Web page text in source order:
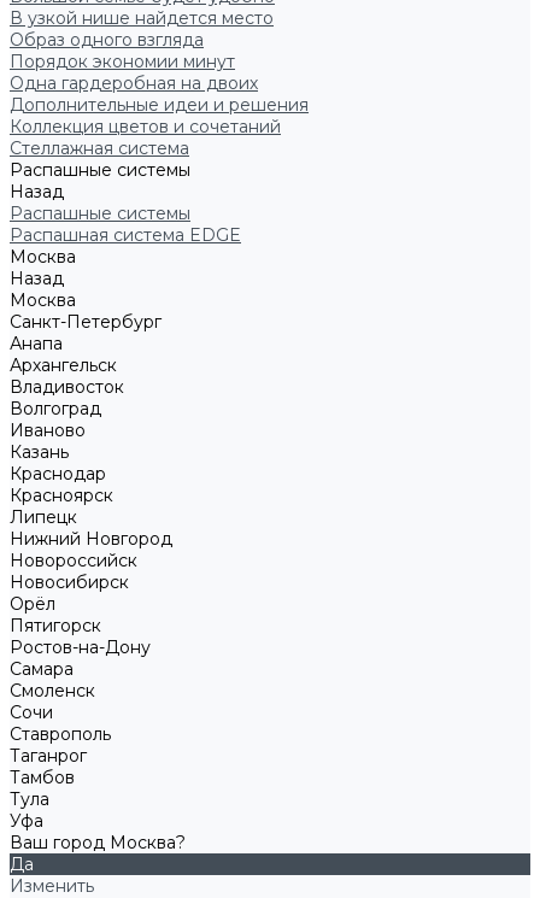
В узкой нише найдется место
Образ одного взгляда
Порядок экономии минут
Одна гардеробная на двоих
Дополнительные идеи и решения
Коллекция цветов и сочетаний
Стеллажная система
Распашные системы
Назад
Распашные системы
Распашная система EDGE
Москва
Назад
Москва
Санкт-Петербург
Анапа
Архангельск
Владивосток
Волгоград
Иваново
Казань
Краснодар
Красноярск
Липецк
Нижний Новгород
Новороссийск
Новосибирск
Орёл
Пятигорск
Ростов-на-Дону
Самара
Смоленск
Сочи
Ставрополь
Таганрог
Тамбов
Тула
Уфа
Ваш город Москва?
Да
Изменить